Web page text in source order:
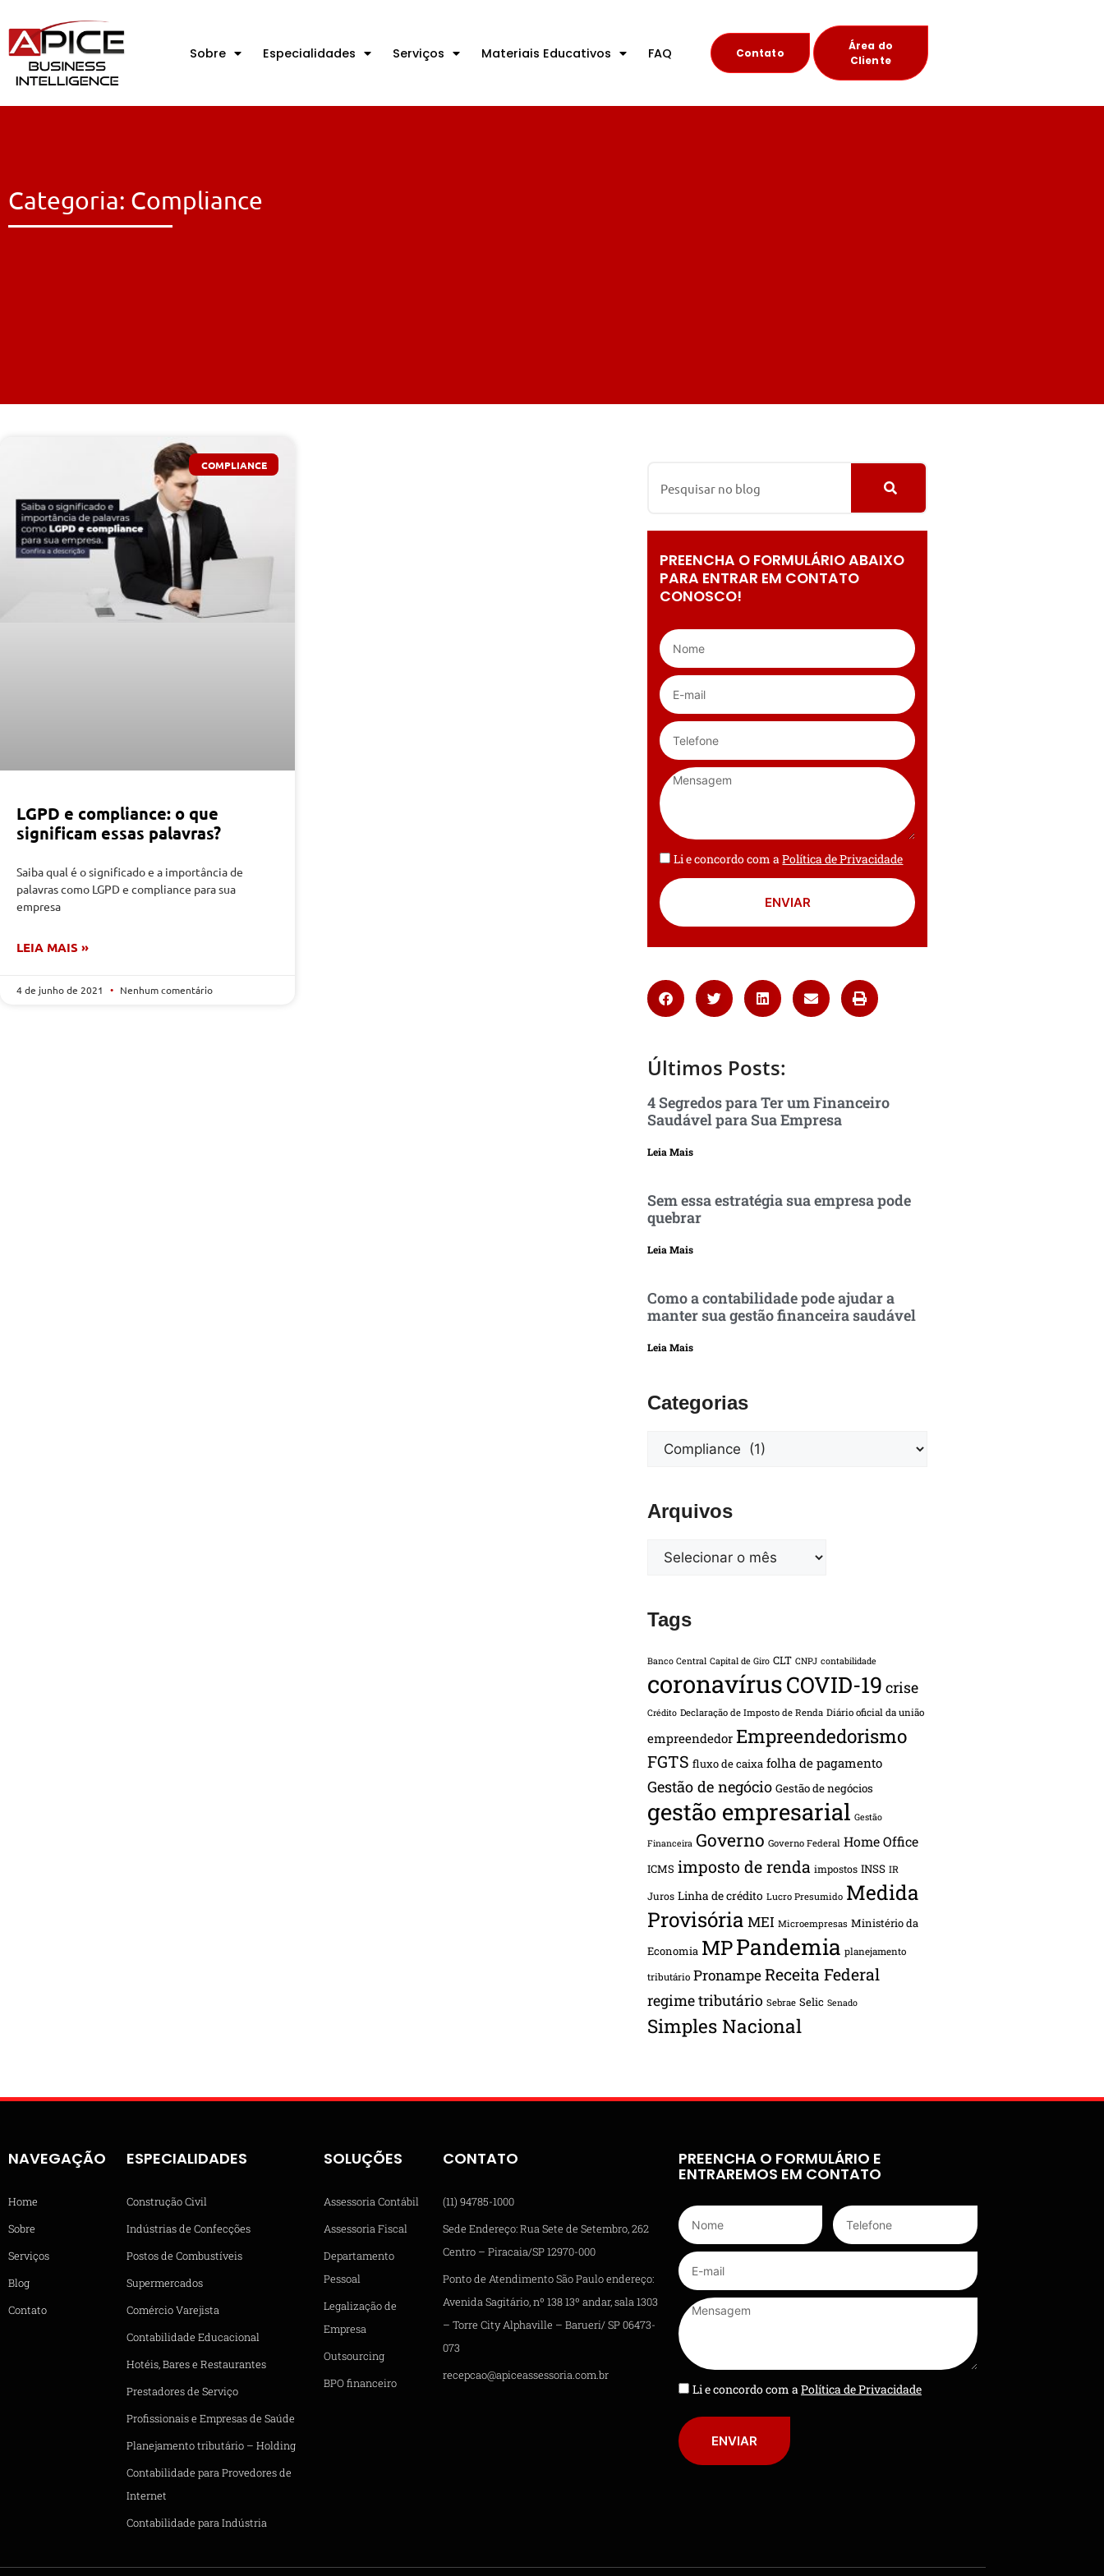
Sobre Especialidades Serviços Materiais Educativos FAQ Contato
Área do
Cliente
Categoria: Compliance
COMPLIANCE
LGPD e compliance: o que
significam essas palavras?
Saiba qual é o significado e a importância de
palavras como LGPD e compliance para sua
empresa
LEIA MAIS »
4 de junho de 2021 Nenhum comentário
PREENCHA O FORMULÁRIO ABAIXO
PARA ENTRAR EM CONTATO
CONOSCO!
Li e concordo com aPolítica de Privacidade
ENVIAR
Últimos Posts:
4 Segredos para Ter um Financeiro
Saudável para Sua Empresa
Leia Mais
Sem essa estratégia sua empresa pode
quebrar
Leia Mais
Como a contabilidade pode ajudar a
manter sua gestão financeira saudável
Leia Mais
Categorias
Arquivos
Tags
Banco Central Capital de Giro CLT CNPJ contabilidade
coronavírusCOVID-19 crise
Crédito Declaração de Imposto de Renda Diário oficial da união
empreendedor Empreendedorismo
FGTS fluxo de caixa folha de pagamento
Gestão de negócio Gestão de negócios
gestão empresarial Gestão
Financeira Governo Governo Federal Home Office
ICMS imposto de renda impostos INSS IR
Juros Linha de crédito Lucro Presumido Medida
Provisória MEI Microempresas Ministério da
Economia MPPandemia planejamento
tributário PronampeReceita Federal
regime tributário Sebrae Selic Senado
Simples Nacional
NAVEGAÇÃO
Home
Sobre
Serviços
Blog
Contato
ESPECIALIDADES
Construção Civil
Indústrias de Confecções
Postos de Combustíveis
Supermercados
Comércio Varejista
Contabilidade Educacional
Hotéis, Bares e Restaurantes
Prestadores de Serviço
Profissionais e Empresas de Saúde
Planejamento tributário – Holding
Contabilidade para Provedores de
Internet
Contabilidade para Indústria
SOLUÇÕES
Assessoria Contábil
Assessoria Fiscal
Departamento
Pessoal
Legalização de
Empresa
Outsourcing
BPO financeiro
CONTATO
(11) 94785-1000
Sede Endereço: Rua Sete de Setembro, 262
Centro – Piracaia/SP 12970-000
Ponto de Atendimento São Paulo endereço:
Avenida Sagitário, nº 138 13º andar, sala 1303
– Torre City Alphaville – Barueri/ SP 06473-
073
recepcao@apiceassessoria.com.br
PREENCHA O FORMULÁRIO E
ENTRAREMOS EM CONTATO
Li e concordo com aPolítica de Privacidade
ENVIAR